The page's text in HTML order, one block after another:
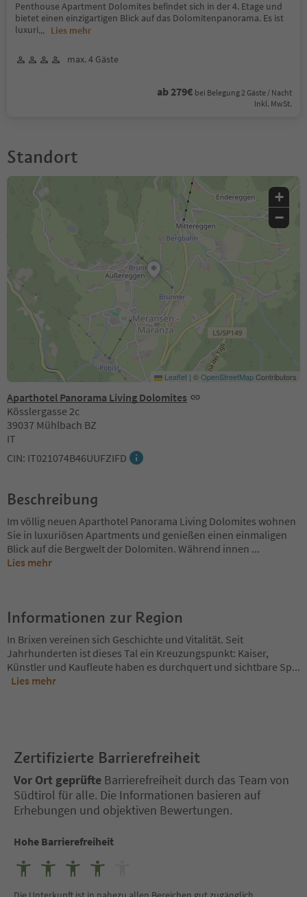
Penthouse Apartment Dolomites befindet sich in der 4. Etage und
bietet einen einzigartigen Blick auf das Dolomitenpanorama. Es ist
luxuri... Lies mehr
max. 4 Gäste
ab 279€ bei Belegung 2 Gäste / Nacht
Inkl. MwSt.
Standort
Aparthotel Panorama Living Dolomites
Kösslergasse 2c
39037 Mühlbach BZ
IT
CIN: IT021074B46UUFZIFD
+
−
Leaflet | ©OpenStreetMapContributors
Beschreibung
Im völlig neuen Aparthotel Panorama Living Dolomites wohnen
Sie in luxuriösen Apartments und genießen einen einmaligen
Blick auf die Bergwelt der Dolomiten. Während innen ...
Lies mehr
Informationen zur Region
In Brixen vereinen sich Geschichte und Vitalität. Seit
Jahrhunderten ist dieses Tal ein Kreuzungspunkt: Kaiser,
Künstler und Kaufleute haben es durchquert und sichtbare Sp...
Lies mehr
Zertifizierte Barrierefreiheit
Vor Ort geprüfte Barrierefreiheit durch das Team von
Südtirol für alle. Die Informationen basieren auf
Erhebungen und objektiven Bewertungen.
Hohe Barrierefreiheit